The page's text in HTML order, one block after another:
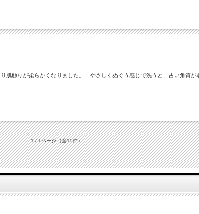
肌触りが柔らかくなりました。 やさしくぬぐう感じで洗うと、古い角質が
1 / 1ページ（全15件）